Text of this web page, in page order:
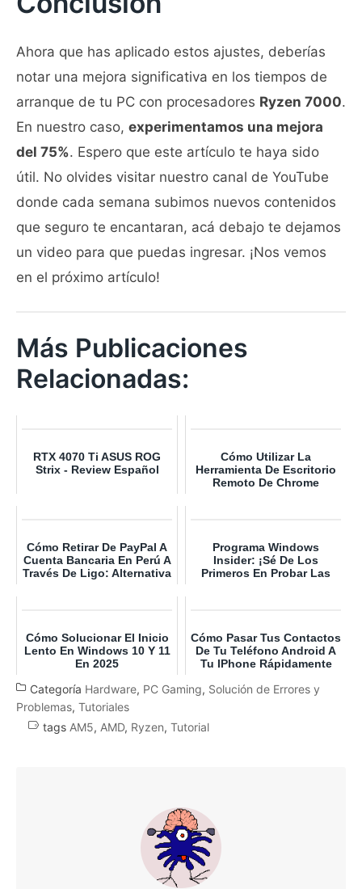
Ahora que has aplicado estos ajustes, deberías
notar una mejora significativa en los tiempos de
arranque de tu PC con procesadores Ryzen 7000.
En nuestro caso, experimentamos una mejora
del 75%. Espero que este artículo te haya sido
útil. No olvides visitar nuestro canal de YouTube
donde cada semana subimos nuevos contenidos
que seguro te encantaran, acá debajo te dejamos
un video para que puedas ingresar. ¡Nos vemos
en el próximo artículo!
Más Publicaciones
Relacionadas:
RTX 4070 Ti ASUS ROG
Strix - Review Español
Cómo Utilizar La
Herramienta De Escritorio
Remoto De Chrome
Cómo Retirar De PayPal A
Cuenta Bancaria En Perú A
Través De Ligo: Alternativa
Programa Windows
Insider: ¡Sé De Los
Primeros En Probar Las
Cómo Solucionar El Inicio
Lento En Windows 10 Y 11
En 2025
Cómo Pasar Tus Contactos
De Tu Teléfono Android A
Tu IPhone Rápidamente
Categoría Hardware, PC Gaming, Solución de Errores y
Problemas, Tutoriales
tags AM5, AMD, Ryzen, Tutorial